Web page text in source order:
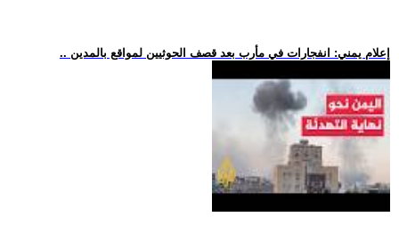
.. إعلام يمني: انفجارات في مأرب بعد قصف الحوثيين لمواقع بالمدين